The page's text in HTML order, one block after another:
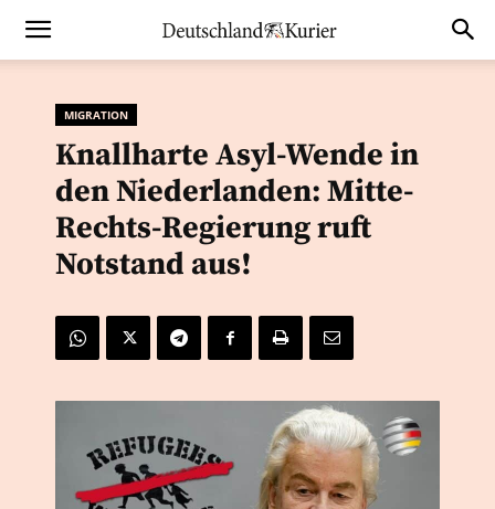
MIGRATION
Knallharte Asyl-Wende in
den Niederlanden: Mitte-
Rechts-Regierung ruft
Notstand aus!